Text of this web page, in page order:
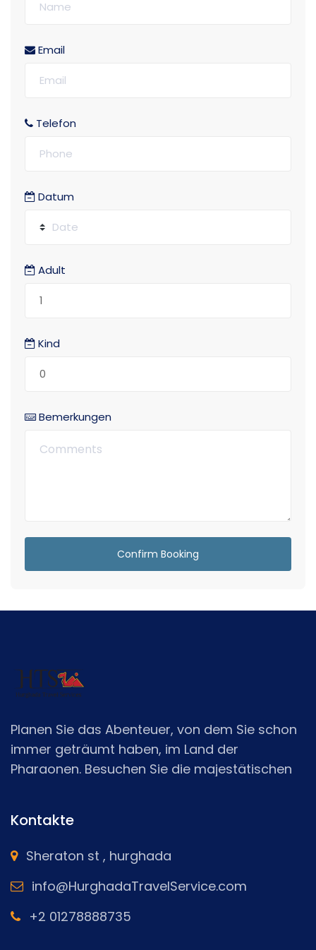
Email
Telefon
Datum
Adult
Kind
Bemerkungen
Planen Sie das Abenteuer, von dem Sie schon
immer geträumt haben, im Land der
Pharaonen. Besuchen Sie die majestätischen
Nils und unternehmen Sie eine Tagestour zu
berühmten Sehenswürdigkeiten in Luxor und
Kontakte
Sheraton st , hurghada
info@HurghadaTravelService.com
+2 01278888735